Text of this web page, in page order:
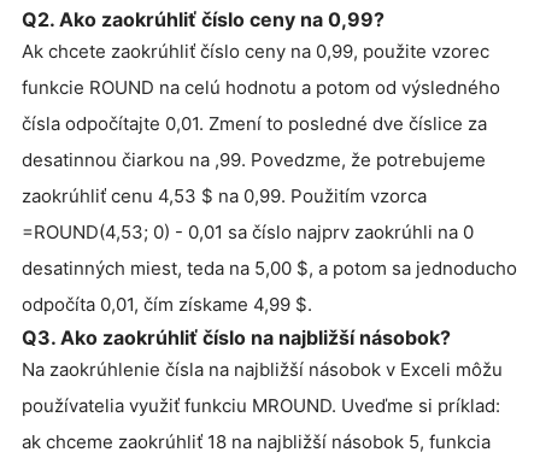
Q2. Ako zaokrúhliť číslo ceny na 0,99?
Ak chcete zaokrúhliť číslo ceny na 0,99, použite vzorec
funkcie ROUND na celú hodnotu a potom od výsledného
čísla odpočítajte 0,01. Zmení to posledné dve číslice za
desatinnou čiarkou na ,99. Povedzme, že potrebujeme
zaokrúhliť cenu 4,53 $ na 0,99. Použitím vzorca
=ROUND(4,53; 0) - 0,01 sa číslo najprv zaokrúhli na 0
desatinných miest, teda na 5,00 $, a potom sa jednoducho
odpočíta 0,01, čím získame 4,99 $.
Q3. Ako zaokrúhliť číslo na najbližší násobok?
Na zaokrúhlenie čísla na najbližší násobok v Exceli môžu
používatelia využiť funkciu MROUND. Uveďme si príklad:
ak chceme zaokrúhliť 18 na najbližší násobok 5, funkcia